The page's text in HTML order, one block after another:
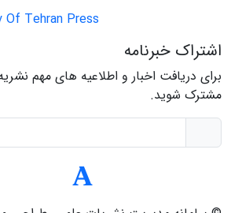
Of Tehran Press
اشتراک خبرنامه
برای دریافت اخبار و اطلاعیه های مهم
مشترک شوید.